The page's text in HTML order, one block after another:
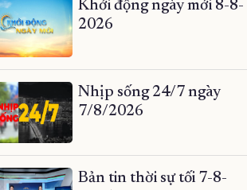
Khởi động ngày mới 8-8-
2026
Nhịp sống 24/7 ngày
7/8/2026
Bản tin thời sự tối 7-8-